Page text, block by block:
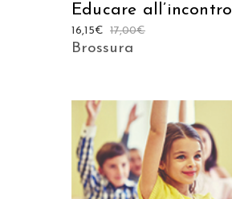
Educare all’incontro
17,00€
16,15€
Brossura